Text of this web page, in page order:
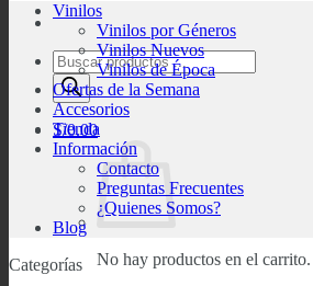
Búsqueda
de
productos
S/0.00
No hay productos en el carrito.
Vinilos
Vinilos por Géneros
Vinilos Nuevos
Vinilos de Época
Ofertas de la Semana
Accesorios
Tienda
Información
Contacto
Preguntas Frecuentes
¿Quienes Somos?
Blog
Categorías